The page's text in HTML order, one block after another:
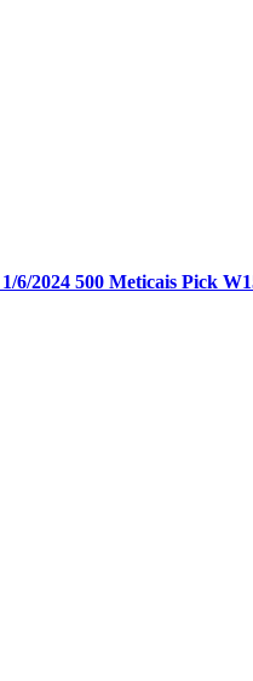
6/2024 500 Meticais Pick